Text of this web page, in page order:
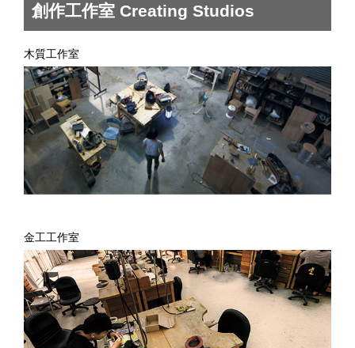
創作工作室 Creating Studios
木質工作室
金工工作室